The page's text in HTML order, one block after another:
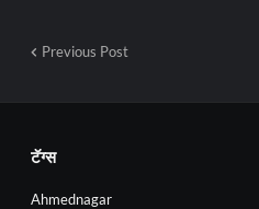
Previous Post
टॅग्स
Ahmednagar